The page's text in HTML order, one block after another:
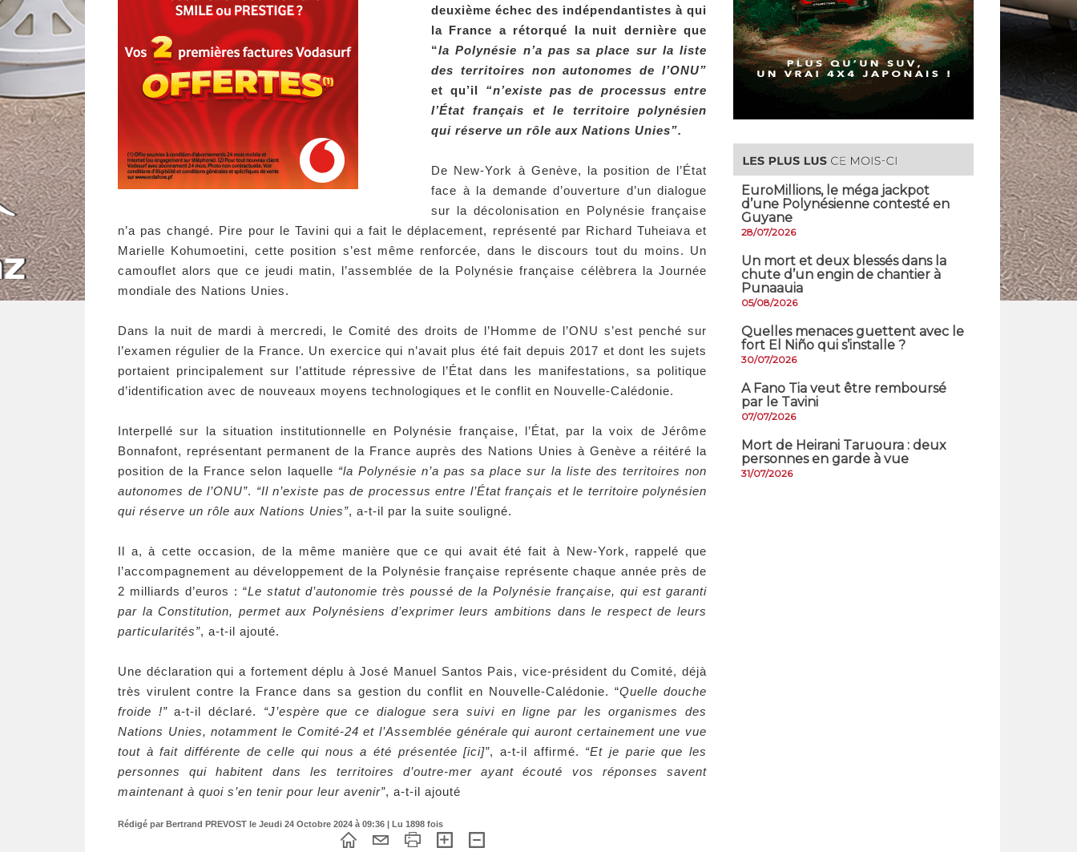
deuxième échec des indépendantistes à qui
la France a rétorqué la nuit dernière que
“la Polynésie n’a pas sa place sur la liste
des territoires non autonomes de l’ONU”
et qu’il “n’existe pas de processus entre
l’État français et le territoire polynésien
qui réserve un rôle aux Nations Unies”.
De New-York à Genève, la position de l’État
face à la demande d’ouverture d’un dialogue
sur la décolonisation en Polynésie française
n’a pas changé. Pire pour le Tavini qui a fait le déplacement, représenté par Richard Tuheiava et
Marielle Kohumoetini, cette position s’est même renforcée, dans le discours tout du moins. Un
camouflet alors que ce jeudi matin, l’assemblée de la Polynésie française célèbrera la Journée
mondiale des Nations Unies.
Dans la nuit de mardi à mercredi, le Comité des droits de l’Homme de l’ONU s’est penché sur
l’examen régulier de la France. Un exercice qui n’avait plus été fait depuis 2017 et dont les sujets
portaient principalement sur l’attitude répressive de l’État dans les manifestations, sa politique
d’identification avec de nouveaux moyens technologiques et le conflit en Nouvelle-Calédonie.
Interpellé sur la situation institutionnelle en Polynésie française, l’État, par la voix de Jérôme
Bonnafont, représentant permanent de la France auprès des Nations Unies à Genève a réitéré la
position de la France selon laquelle “la Polynésie n’a pas sa place sur la liste des territoires non
autonomes de l’ONU”. “Il n’existe pas de processus entre l’État français et le territoire polynésien
qui réserve un rôle aux Nations Unies”, a-t-il par la suite souligné.
Il a, à cette occasion, de la même manière que ce qui avait été fait à New-York, rappelé que
l’accompagnement au développement de la Polynésie française représente chaque année près de
2 milliards d’euros : “Le statut d’autonomie très poussé de la Polynésie française, qui est garanti
par la Constitution, permet aux Polynésiens d’exprimer leurs ambitions dans le respect de leurs
particularités”, a-t-il ajouté.
Une déclaration qui a fortement déplu à José Manuel Santos Pais, vice-président du Comité, déjà
très virulent contre la France dans sa gestion du conflit en Nouvelle-Calédonie. “Quelle douche
froide !”a-t-il déclaré. “J’espère que ce dialogue sera suivi en ligne par les organismes des
Nations Unies, notamment le Comité-24 et l’Assemblée générale qui auront certainement une vue
tout à fait différente de celle qui nous a été présentée [ici]”, a-t-il affirmé. “Et je parie que les
personnes qui habitent dans les territoires d’outre-mer ayant écouté vos réponses savent
maintenant à quoi s’en tenir pour leur avenir”, a-t-il ajouté
Rédigé par Bertrand PREVOST le Jeudi 24 Octobre 2024 à 09:36 | Lu 1898 fois
EuroMillions, ​le méga jackpot
d’une Polynésienne contesté en
Guyane
28/07/2026
​Un mort et deux blessés dans la
chute d’un engin de chantier à
Punaauia
05/08/2026
Quelles menaces guettent avec le
fort El Niño qui s’installe ?
30/07/2026
A Fano Tia veut être remboursé
par le Tavini
07/07/2026
Mort de Heirani Taruoura : deux
personnes en garde à vue
31/07/2026